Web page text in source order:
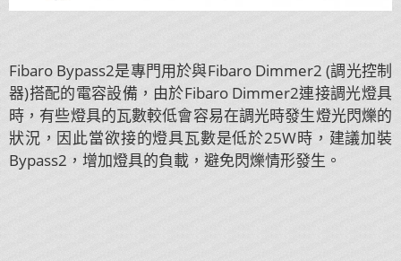
Fibaro Bypass2是專門用於與Fibaro Dimmer2 (調光控制
器)搭配的電容設備，由於Fibaro Dimmer2連接調光燈具
時，有些燈具的瓦數較低會容易在調光時發生燈光閃爍的
狀況，因此當欲接的燈具瓦數是低於25W時，建議加裝
Bypass2，增加燈具的負載，避免閃爍情形發生。